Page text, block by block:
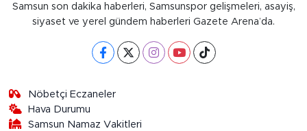
Samsun son dakika haberleri, Samsunspor gelişmeleri, asayiş,
siyaset ve yerel gündem haberleri Gazete Arena’da.
Nöbetçi Eczaneler
Hava Durumu
Samsun Namaz Vakitleri